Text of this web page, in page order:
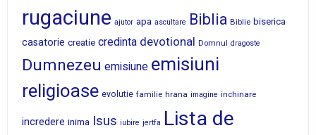
rugaciune ajutor apa ascultare Biblia Biblie biserica
casatorie creatie credinta devotional Domnul dragoste
Dumnezeu emisiune emisiuni
religioase evolutie familie hrana imagine inchinare
incredere inima Isus iubire jertfa Lista de